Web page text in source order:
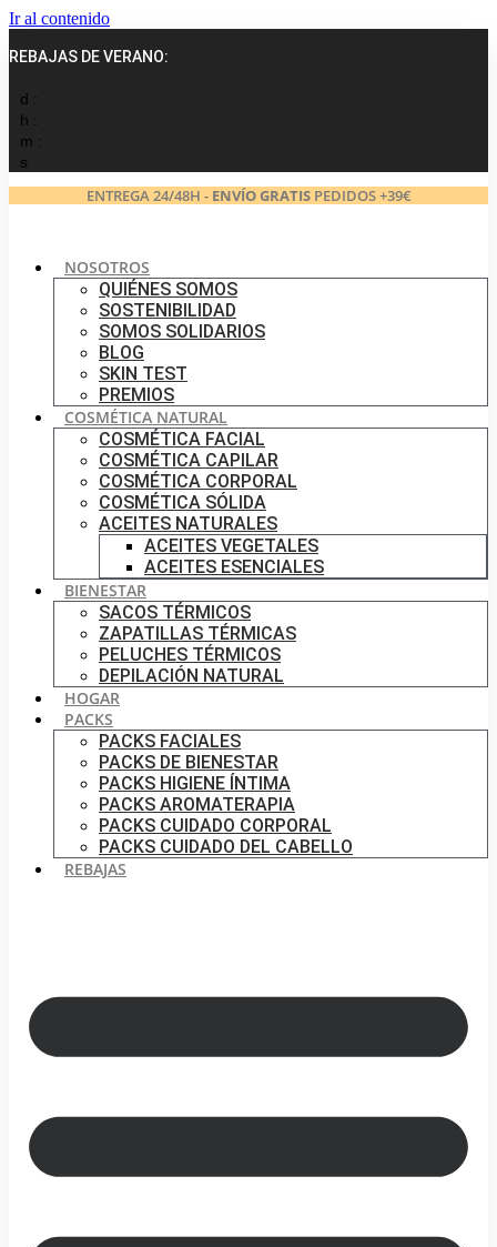
Ir al contenido
REBAJAS DE VERANO:
d :
h :
m :
s
ENTREGA 24/48H - ENVÍO GRATISPEDIDOS +39€
NOSOTROS
QUIÉNES SOMOS
SOSTENIBILIDAD
SOMOS SOLIDARIOS
BLOG
SKIN TEST
PREMIOS
COSMÉTICA NATURAL
COSMÉTICA FACIAL
COSMÉTICA CAPILAR
COSMÉTICA CORPORAL
COSMÉTICA SÓLIDA
ACEITES NATURALES
ACEITES VEGETALES
ACEITES ESENCIALES
BIENESTAR
SACOS TÉRMICOS
ZAPATILLAS TÉRMICAS
PELUCHES TÉRMICOS
DEPILACIÓN NATURAL
HOGAR
PACKS
PACKS FACIALES
PACKS DE BIENESTAR
PACKS HIGIENE ÍNTIMA
PACKS AROMATERAPIA
PACKS CUIDADO CORPORAL
PACKS CUIDADO DEL CABELLO
REBAJAS